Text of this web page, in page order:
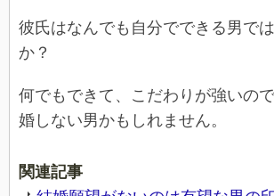
彼氏はなんでも自分でできる男で
か？
何でもできて、こだわりが強い
婚しない男かもしれません。
関連記事